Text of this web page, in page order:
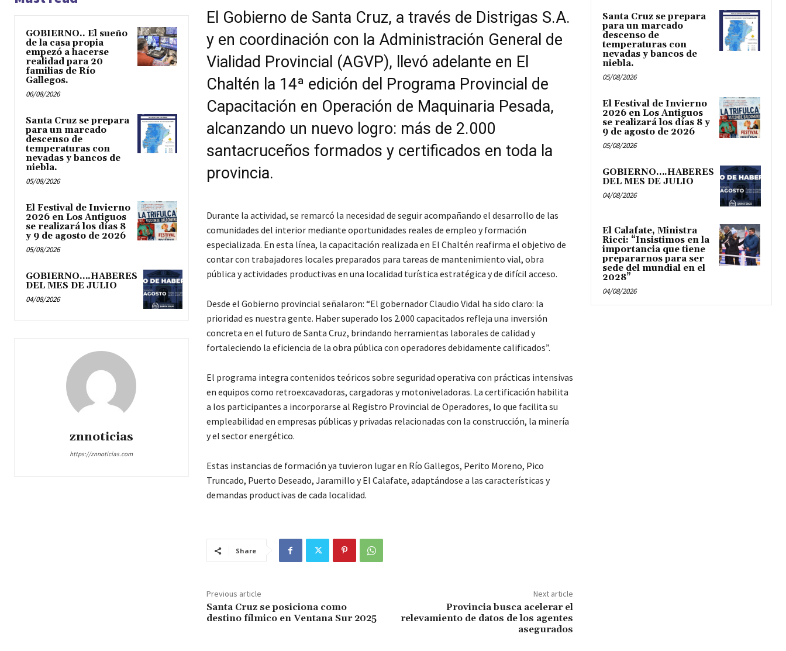
GOBIERNO.. El sueño
de la casa propia
empezó a hacerse
realidad para 20
familias de Río
Gallegos.
06/08/2026
Santa Cruz se prepara
para un marcado
descenso de
temperaturas con
nevadas y bancos de
niebla.
05/08/2026
El Festival de Invierno
2026 en Los Antiguos
se realizará los días 8
y 9 de agosto de 2026
05/08/2026
GOBIERNO….HABERES
DEL MES DE JULIO
04/08/2026
znnoticias
https://znnoticias.com
El Gobierno de Santa Cruz, a través de Distrigas S.A.
y en coordinación con la Administración General de
Vialidad Provincial (AGVP), llevó adelante en El
Chaltén la 14ª edición del Programa Provincial de
Capacitación en Operación de Maquinaria Pesada,
alcanzando un nuevo logro: más de 2.000
santacruceños formados y certificados en toda la
provincia.
Durante la actividad, se remarcó la necesidad de seguir acompañando el desarrollo de las
comunidades del interior mediante oportunidades reales de empleo y formación
especializada. En esta línea, la capacitación realizada en El Chaltén reafirma el objetivo de
contar con trabajadores locales preparados para tareas de mantenimiento vial, obra
pública y actividades productivas en una localidad turística estratégica y de difícil acceso.
Desde el Gobierno provincial señalaron: “El gobernador Claudio Vidal ha sido claro: la
prioridad es nuestra gente. Haber superado los 2.000 capacitados refleja una inversión
concreta en el futuro de Santa Cruz, brindando herramientas laborales de calidad y
fortaleciendo la eficiencia de la obra pública con operadores debidamente calificados”.
El programa integra contenidos teóricos sobre seguridad operativa con prácticas intensivas
en equipos como retroexcavadoras, cargadoras y motoniveladoras. La certificación habilita
a los participantes a incorporarse al Registro Provincial de Operadores, lo que facilita su
empleabilidad en empresas públicas y privadas relacionadas con la construcción, la minería
y el sector energético.
Estas instancias de formación ya tuvieron lugar en Río Gallegos, Perito Moreno, Pico
Truncado, Puerto Deseado, Jaramillo y El Calafate, adaptándose a las características y
demandas productivas de cada localidad.
Share
Previous article
Santa Cruz se posiciona como
destino fílmico en Ventana Sur 2025
Next article
Provincia busca acelerar el
relevamiento de datos de los agentes
asegurados
Santa Cruz se prepara
para un marcado
descenso de
temperaturas con
nevadas y bancos de
niebla.
05/08/2026
El Festival de Invierno
2026 en Los Antiguos
se realizará los días 8 y
9 de agosto de 2026
05/08/2026
GOBIERNO….HABERES
DEL MES DE JULIO
04/08/2026
El Calafate, Ministra
Ricci: “Insistimos en la
importancia que tiene
prepararnos para ser
sede del mundial en el
2028”
04/08/2026